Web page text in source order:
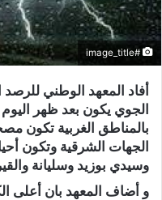
#image_title
أفاد المعهد الوطني
الجوي يكون بعد ظهر
بالمناطق الغربية تكون
الجهات الشرقية وتكون
وسيدي بوزيد وسليانة